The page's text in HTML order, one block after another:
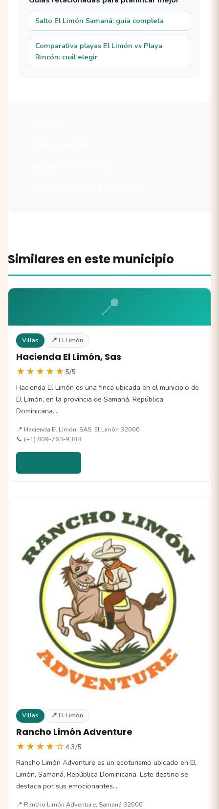
Salto El Limón Samaná: guía completa
Comparativa playas El Limón vs Playa
Rincón: cuál elegir
Similares en este municipio
📍
Villas 📍 El Limón
Hacienda El Limón, Sas
★★★★★ 5/5
Hacienda El Limón es una finca ubicada en el municipio de
El Limón, en la provincia de Samaná, República
Dominicana.…
📍 Hacienda El Limón, SAS, El Limón 32000
📞 (+1) 809-763-9388
Villas 📍 El Limón
Rancho Limón Adventure
★★★★☆ 4.3/5
Rancho Limón Adventure es un ecoturismo ubicado en El
Limón, Samaná, República Dominicana. Este destino se
destaca por sus emocionantes…
📍 Rancho Limón Adventure, Samaná 32000